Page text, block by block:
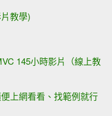
教學)
145小時影片（線上教
上網看看、找範例就行